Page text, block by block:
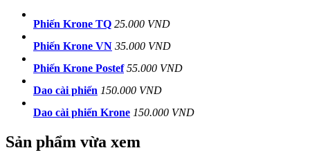
Phiến Krone TQ 25.000 VND
Phiến Krone VN 35.000 VND
Phiến Krone Postef 55.000 VND
Dao cài phiến 150.000 VND
Dao cài phiến Krone 150.000 VND
Sản phẩm vừa xem